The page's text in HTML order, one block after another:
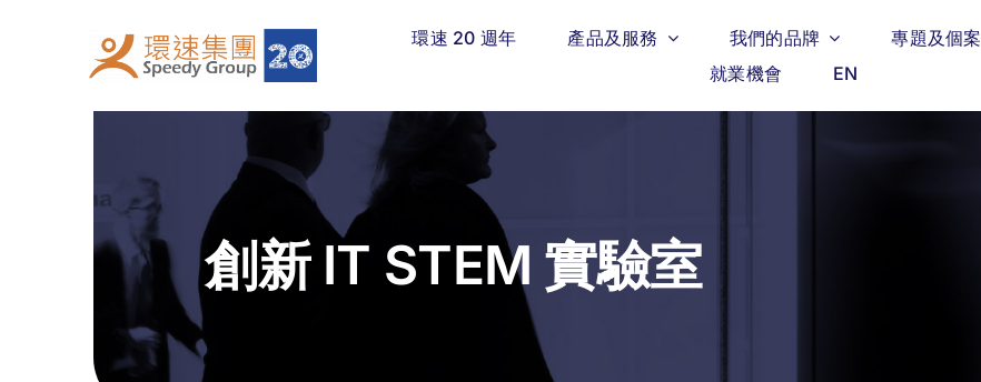
環速 20 週年 產品及服務 我們的品牌 專題及個案
就業機會
EN
創新 IT STEM 實驗室